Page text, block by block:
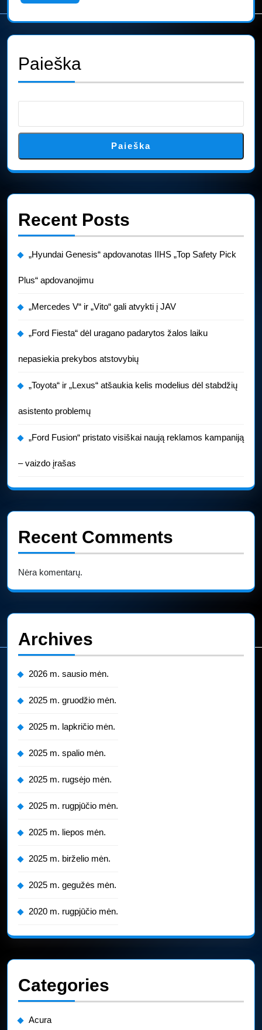
užgaidų
Paieška
Paieška
Recent Posts
„Hyundai Genesis“ apdovanotas IIHS „Top Safety Pick
Plus“ apdovanojimu
„Mercedes V“ ir „Vito“ gali atvykti į JAV
„Ford Fiesta“ dėl uragano padarytos žalos laiku
nepasiekia prekybos atstovybių
„Toyota“ ir „Lexus“ atšaukia kelis modelius dėl stabdžių
asistento problemų
„Ford Fusion“ pristato visiškai naują reklamos kampaniją
– vaizdo įrašas
Recent Comments
Nėra komentarų.
Archives
2026 m. sausio mėn.
2025 m. gruodžio mėn.
2025 m. lapkričio mėn.
2025 m. spalio mėn.
2025 m. rugsėjo mėn.
2025 m. rugpjūčio mėn.
2025 m. liepos mėn.
2025 m. birželio mėn.
2025 m. gegužės mėn.
2020 m. rugpjūčio mėn.
Categories
Acura